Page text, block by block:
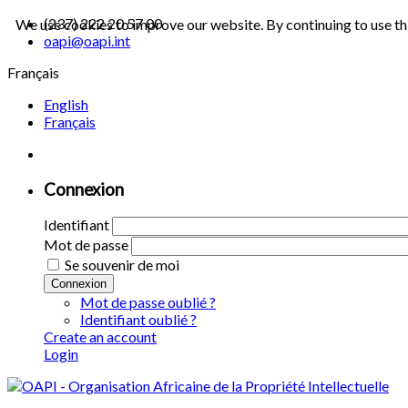
(237) 222 20 57 00
oapi@oapi.int
Français
English
Français
Connexion
Identifiant
Mot de passe
Se souvenir de moi
Connexion
Mot de passe oublié ?
Identifiant oublié ?
Create an account
Login
We use cookies to improve our website. By continuing to use